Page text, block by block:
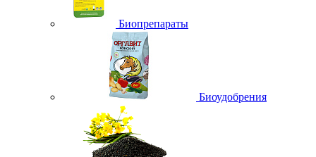
Биопрепараты
Биоудобрения